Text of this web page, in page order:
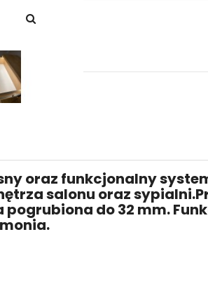
oraz funkcjonalny
salonu oraz
do 32 mm.